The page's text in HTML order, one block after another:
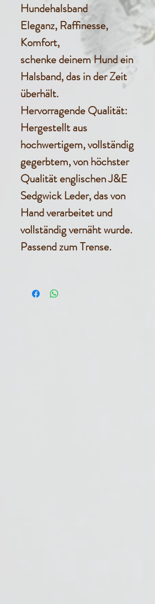
Hundehalsband
Eleganz, Raffinesse,
Komfort,
schenke deinem Hund ein
Halsband, das in der Zeit
überhält.
Hervorragende Qualität:
Hergestellt aus
hochwertigem, vollständig
gegerbtem, von höchster
Qualität englischen J&E
Sedgwick Leder, das von
Hand verarbeitet und
vollständig vernäht wurde.
Passend zum Trense.